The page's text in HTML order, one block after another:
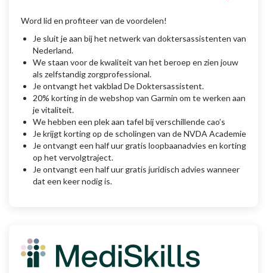
Word lid en profiteer van de voordelen!
Je sluit je aan bij het netwerk van doktersassistenten van
Nederland.
We staan voor de kwaliteit van het beroep en zien jouw
als zelfstandig zorgprofessional.
Je ontvangt het vakblad De Doktersassistent.
20% korting in de webshop van Garmin om te werken aan
je vitaliteit.
We hebben een plek aan tafel bij verschillende cao’s
Je krijgt korting op de scholingen van de NVDA Academie
Je ontvangt een half uur gratis loopbaanadvies en korting
op het vervolgtraject.
Je ontvangt een half uur gratis juridisch advies wanneer
dat een keer nodig is.